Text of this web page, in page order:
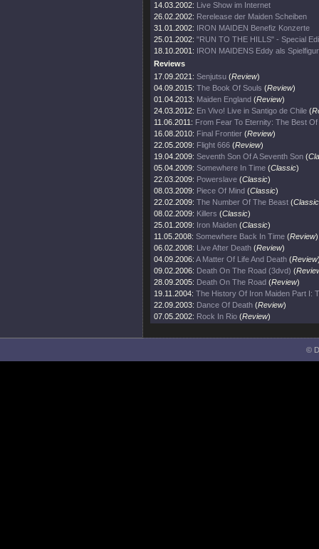
14.03.2002: Live Show im Internet
26.02.2002: Rerelease der Maiden Scheiben
31.01.2002: IRON MAIDEN Benefiz Konzerte
25.01.2002: "RUN TO THE HILLS" - Special
18.10.2001: IRON MAIDENS Eddy als Spielfigur
Reviews
17.09.2021: Senjutsu (Review)
04.09.2015: The Book Of Souls (Review)
01.04.2013: Maiden England (Review)
24.03.2012: En Vivo! Live in Santigo de Chile (
11.06.2011: From Fear To Eternity: The Best
16.08.2010: Final Frontier (Review)
22.05.2009: Flight 666 (Review)
19.04.2009: Seventh Son Of A Seventh Son (
05.04.2009: Somewhere In Time (Classic)
22.03.2009: Powerslave (Classic)
08.03.2009: Piece Of Mind (Classic)
22.02.2009: The Number Of The Beast (Classic
08.02.2009: Killers (Classic)
25.01.2009: Iron Maiden (Classic)
11.05.2008: Somewhere Back In Time (Review)
06.02.2008: Live After Death (Review)
04.09.2006: A Matter Of Life And Death (Review
09.02.2006: Death On The Road (3dvd) (
28.09.2005: Death On The Road (Review)
19.11.2004: The History Of Iron Maiden Part I:
22.09.2003: Dance Of Death (Review)
07.05.2002: Rock In Rio (Review)
©